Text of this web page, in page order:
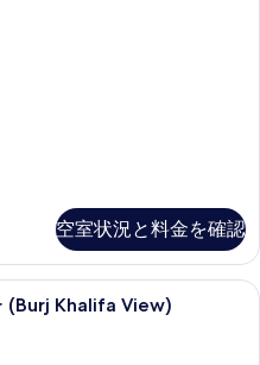
空室状況と料金を確認
デラックス ルーム シティビュー
(Burj Khalifa View)